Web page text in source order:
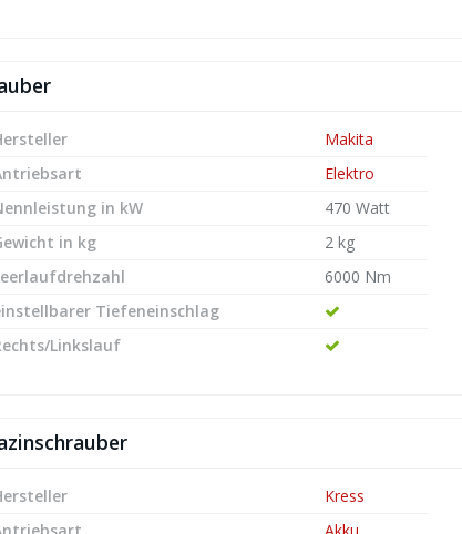
Makita
Elektro
in kW
470 Watt
in kg
2 kg
6000 Nm
Tiefeneinschlag
Linkslauf
Kress